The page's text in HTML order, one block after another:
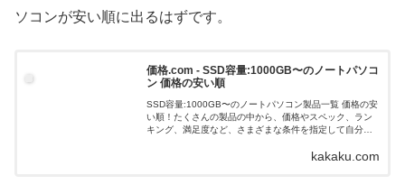
ソコンが安い順に出るはずです。
価格.com - SSD容量:1000GB〜のノートパソコ
ン 価格の安い順
SSD容量:1000GB〜のノートパソコン製品一覧 価格の安
い順！たくさんの製品の中から、価格やスペック、ラン
キング、満足度など、さまざまな条件を指定して自分に
kakaku.com